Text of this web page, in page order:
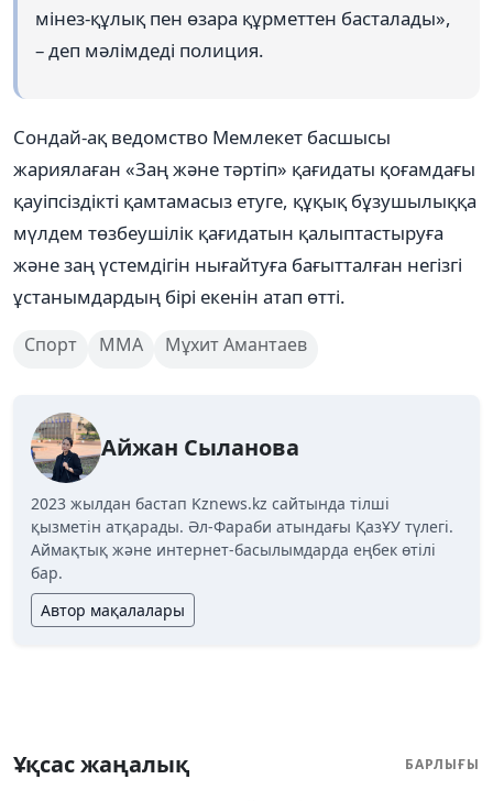
мінез-құлық пен өзара құрметтен басталады»,
– деп мәлімдеді полиция.
Сондай-ақ ведомство Мемлекет басшысы
жариялаған «Заң және тәртіп» қағидаты қоғамдағы
қауіпсіздікті қамтамасыз етуге, құқық бұзушылыққа
мүлдем төзбеушілік қағидатын қалыптастыруға
және заң үстемдігін нығайтуға бағытталған негізгі
ұстанымдардың бірі екенін атап өтті.
Спорт MMA Мұхит Амантаев
Айжан Сыланова
2023 жылдан бастап Kznews.kz сайтында тілші
қызметін атқарады. Әл-Фараби атындағы ҚазҰУ түлегі.
Аймақтық және интернет-басылымдарда еңбек өтілі
бар.
Автор мақалалары
Ұқсас жаңалық БАРЛЫҒЫ